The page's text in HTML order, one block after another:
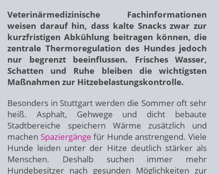
Veterinärmedizinische Fachinformationen
weisen darauf hin, dass kalte Snacks zwar zur
kurzfristigen Abkühlung beitragen können, die
zentrale Thermoregulation des Hundes jedoch
nur begrenzt beeinflussen. Frisches Wasser,
Schatten und Ruhe bleiben die wichtigsten
Maßnahmen zur Hitzebelastungskontrolle.
Besonders in Stuttgart werden die Sommer oft sehr
heiß. Asphalt, Gehwege und dicht bebaute
Stadtbereiche speichern Wärme zusätzlich und
machen Spaziergänge für Hunde anstrengend. Viele
Hunde leiden unter der Hitze deutlich stärker als
Menschen. Deshalb suchen immer mehr
Hundebesitzer nach gesunden Möglichkeiten zur